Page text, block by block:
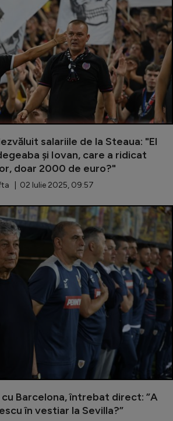
League
League
League
League
A
fotbalului
2024
salariile de la Steaua: "El
și Iovan, care a ridicat
doar 2000 de euro?"
| 02 Iulie 2025, 09:57
Barcelona, întrebat direct: ”A
în vestiar la Sevilla?”